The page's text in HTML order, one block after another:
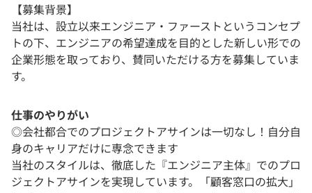
【募集背景】
当社は、設立以来エンジニア・ファーストというコンセプ
トの下、エンジニアの希望達成を目的とした新しい形での
企業形態を取っており、賛同いただける方を募集していま
す。
仕事のやりがい
◎会社都合でのプロジェクトアサインは一切なし！自分自
身のキャリアだけに専念できます
当社のスタイルは、徹底した『エンジニア主体』でのプロ
ジェクトアサインを実現しています。「顧客窓口の拡大」